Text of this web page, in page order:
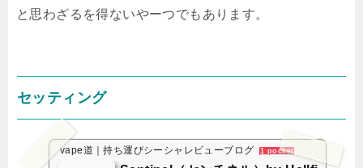
と思わざるを得ないやーつでもあります。
セッティング
vape道｜持ち運びシーシャレビューブログ 1 pocket